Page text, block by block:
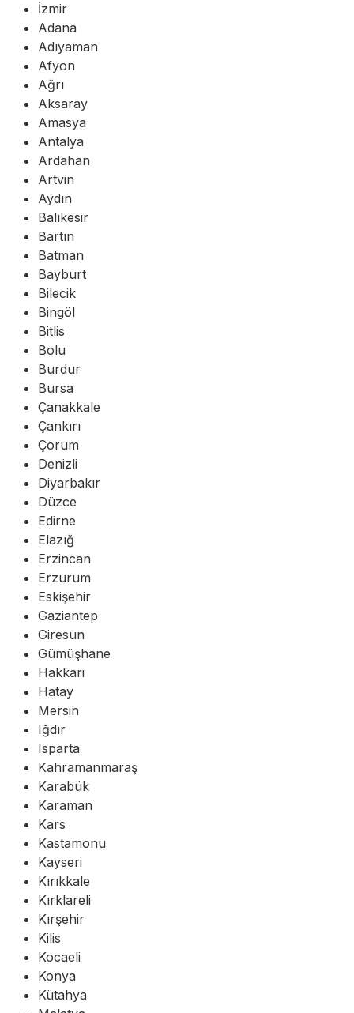
İzmir
Adana
Adıyaman
Afyon
Ağrı
Aksaray
Amasya
Antalya
Ardahan
Artvin
Aydın
Balıkesir
Bartın
Batman
Bayburt
Bilecik
Bingöl
Bitlis
Bolu
Burdur
Bursa
Çanakkale
Çankırı
Çorum
Denizli
Diyarbakır
Düzce
Edirne
Elazığ
Erzincan
Erzurum
Eskişehir
Gaziantep
Giresun
Gümüşhane
Hakkari
Hatay
Mersin
Iğdır
Isparta
Kahramanmaraş
Karabük
Karaman
Kars
Kastamonu
Kayseri
Kırıkkale
Kırklareli
Kırşehir
Kilis
Kocaeli
Konya
Kütahya